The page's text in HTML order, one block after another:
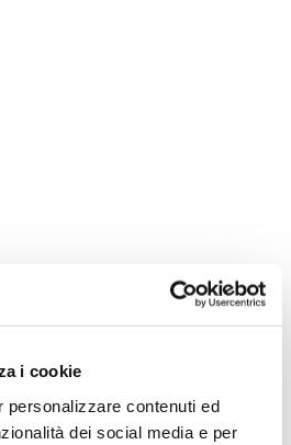
i cookie
personalizzare contenuti ed
dei social media e per